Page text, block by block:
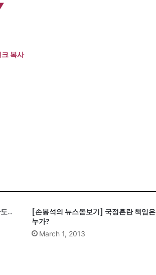
크 복사
…
[손봉석의 뉴스돋보기] 국정혼란 책임은
누가?
March 1, 2013